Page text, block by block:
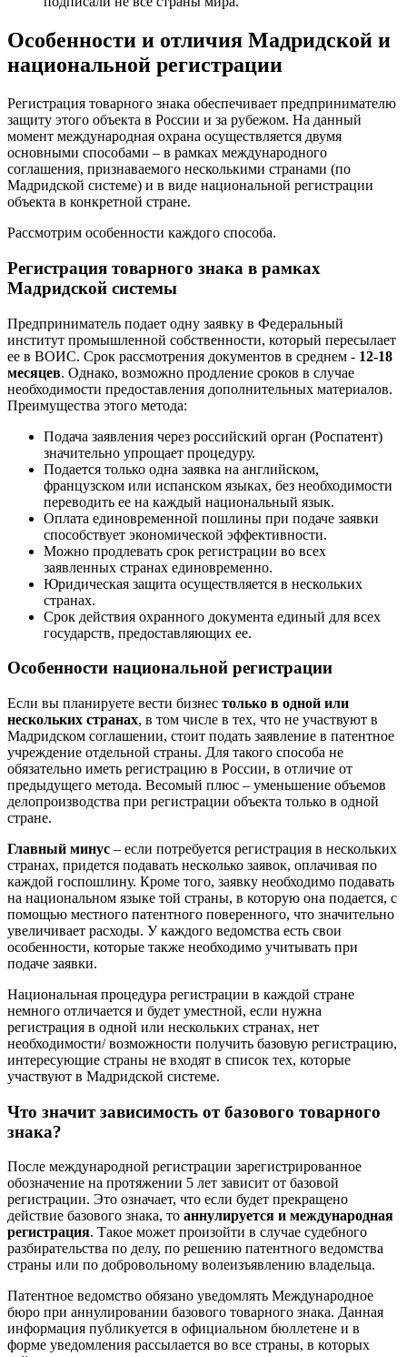
Особенности и отличия Мадридской и
национальной регистрации
Регистрация товарного знака обеспечивает предпринимателю
защиту этого объекта в России и за рубежом. На данный
момент международная охрана осуществляется двумя
основными способами – в рамках международного
соглашения, признаваемого несколькими странами (по
Мадридской системе) и в виде национальной регистрации
объекта в конкретной стране.
Рассмотрим особенности каждого способа.
Регистрация товарного знака в рамках
Мадридской системы
Предприниматель подает одну заявку в Федеральный
институт промышленной собственности, который пересылает
ее в ВОИС. Срок рассмотрения документов в среднем - 12-18
месяцев. Однако, возможно продление сроков в случае
необходимости предоставления дополнительных материалов.
Преимущества этого метода:
Подача заявления через российский орган (Роспатент)
значительно упрощает процедуру.
Подается только одна заявка на английском,
французском или испанском языках, без необходимости
переводить ее на каждый национальный язык.
Оплата единовременной пошлины при подаче заявки
способствует экономической эффективности.
Можно продлевать срок регистрации во всех
заявленных странах единовременно.
Юридическая защита осуществляется в нескольких
странах.
Срок действия охранного документа единый для всех
государств, предоставляющих ее.
Особенности национальной регистрации
Если вы планируете вести бизнес только в одной или
нескольких странах, в том числе в тех, что не участвуют в
Мадридском соглашении, стоит подать заявление в патентное
учреждение отдельной страны. Для такого способа не
обязательно иметь регистрацию в России, в отличие от
предыдущего метода. Весомый плюс – уменьшение объемов
делопроизводства при регистрации объекта только в одной
стране.
Главный минус – если потребуется регистрация в нескольких
странах, придется подавать несколько заявок, оплачивая по
каждой госпошлину. Кроме того, заявку необходимо подавать
на национальном языке той страны, в которую она подается, с
помощью местного патентного поверенного, что значительно
увеличивает расходы. У каждого ведомства есть свои
особенности, которые также необходимо учитывать при
подаче заявки.
Национальная процедура регистрации в каждой стране
немного отличается и будет уместной, если нужна
регистрация в одной или нескольких странах, нет
необходимости/ возможности получить базовую регистрацию,
интересующие страны не входят в список тех, которые
участвуют в Мадридской системе.
Что значит зависимость от базового товарного
знака?
После международной регистрации зарегистрированное
обозначение на протяжении 5 лет зависит от базовой
регистрации. Это означает, что если будет прекращено
действие базового знака, то аннулируется и международная
регистрация. Такое может произойти в случае судебного
разбирательства по делу, по решению патентного ведомства
страны или по добровольному волеизъявлению владельца.
Патентное ведомство обязано уведомлять Международное
бюро при аннулировании базового товарного знака. Данная
информация публикуется в официальном бюллетене и в
форме уведомления рассылается во все страны, в которых